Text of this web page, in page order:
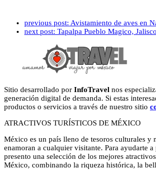
previous post: Avistamiento de aves en
next post: Tapalpa Pueblo Magico, Jalisco
Sitio desarrollado por InfoTravel nos
generación digital de demanda. Si estas
productos o servicios a través de nuestro sitio
ATRACTIVOS TURÍSTICOS DE MÉXICO
México es un país lleno de tesoros culturales y
enamoran a cualquier visitante. Para ayudarte
presento una selección de los mejores
México, combinando la riqueza histórica, la